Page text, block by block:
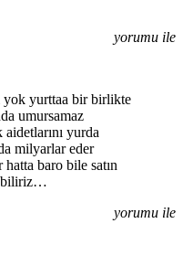
yorumu ile
yok yurttaa bir birlikte
umursamaz
yurda
milyarlar eder
hatta baro bile satın
yorumu ile